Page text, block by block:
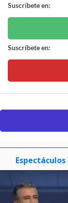
Suscríbete en:
Suscríbete en:
Espectáculos